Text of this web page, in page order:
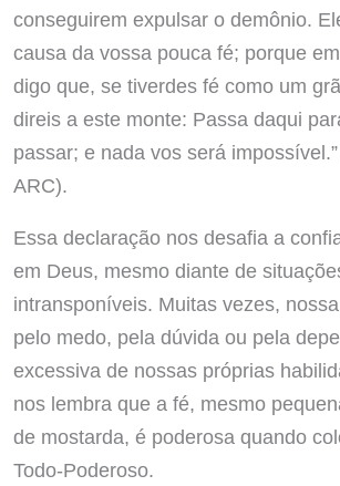
conseguirem expulsar o demônio.
causa da vossa pouca fé; porque
digo que, se tiverdes fé como um
direis a este monte: Passa daqui
passar; e nada vos será
ARC).
Essa declaração nos desafia a
em Deus, mesmo diante de
intransponíveis. Muitas vezes,
pelo medo, pela dúvida ou pela
excessiva de nossas próprias
nos lembra que a fé, mesmo
de mostarda, é poderosa quando
Todo-Poderoso.